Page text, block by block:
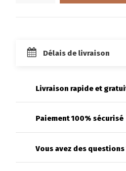
Délais de livraison
Livraison rapide et
Paiement 100% sécurisé
Vous avez des questions